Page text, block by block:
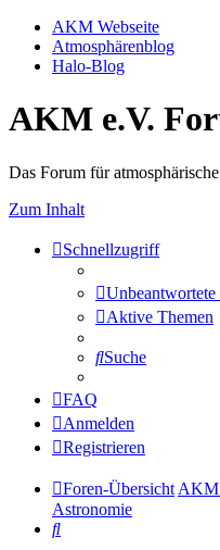
AKM Webseite
Atmosphärenblog
Halo-Blog
AKM e.V.
Das Forum für
Zum Inhalt
Schnellzugriff
Unbeantwortete
Aktive Themen
Suche
FAQ
Anmelden
Registrieren
Foren-Übersicht AKM
Astronomie
Suche